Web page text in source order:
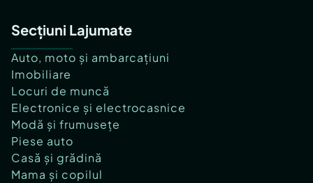
Secțiuni Lajumate
Auto, moto și ambarcațiuni
Imobiliare
Locuri de muncă
Electronice și electrocasnice
Modă și frumusețe
Piese auto
Casă și grădină
Mama și copilul